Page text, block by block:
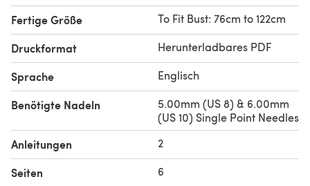
Fertige Größe To Fit Bust: 76cm to 122cm
Druckformat Herunterladbares PDF
Sprache Englisch
Benötigte Nadeln
5.00mm (US 8) & 6.00mm
(US 10) Single Point Needles
Anleitungen 2
Seiten 6